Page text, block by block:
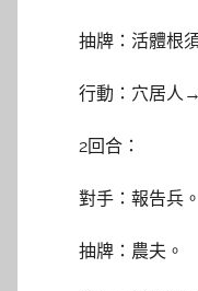
抽牌：活體根
行動：穴居人
2回合：
對手：報告兵。
抽牌：農夫。